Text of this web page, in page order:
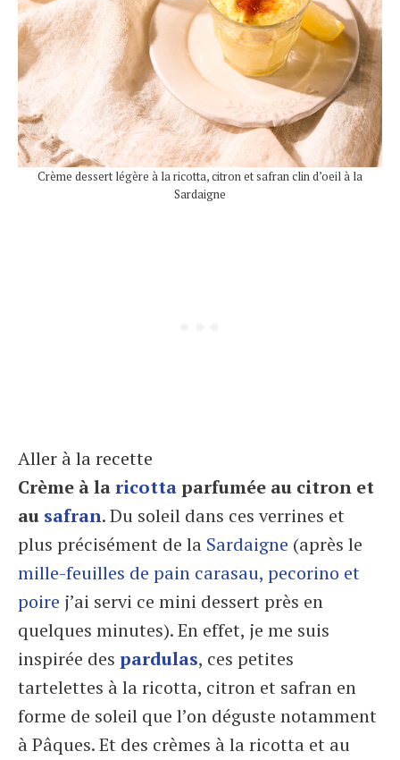
Crème dessert légère à la ricotta, citron et safran clin d’oeil à la
Sardaigne
Aller à la recette
Crème à laricottaparfumée au citron et
au safran. Du soleil dans ces verrines et
plus précisément de la Sardaigne (après le
mille-feuilles de pain carasau, pecorino et
poire j’ai servi ce mini dessert près en
quelques minutes). En effet, je me suis
inspirée des pardulas, ces petites
tartelettes à la ricotta, citron et safran en
forme de soleil que l’on déguste notamment
à Pâques. Et des crèmes à la ricotta et au